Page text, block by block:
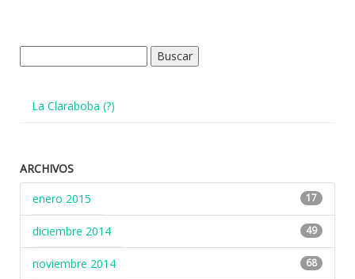
La Claraboba (?)
ARCHIVOS
enero 2015
17
diciembre 2014 49
noviembre 2014 68